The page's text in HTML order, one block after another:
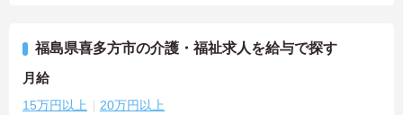
福島県喜多方市の介護・福祉求人を給与で探す
月給
15万円以上 20万円以上